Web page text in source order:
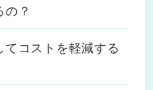
の？
コストを軽減する